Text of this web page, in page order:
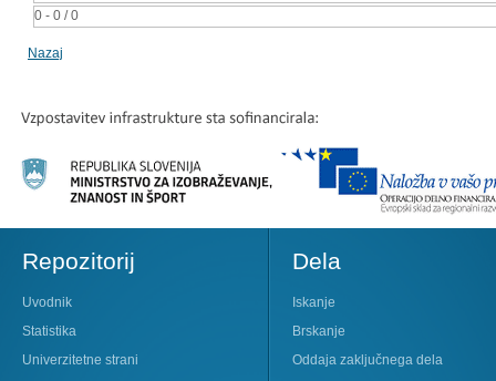
0 - 0 / 0
Nazaj
Repozitorij
Uvodnik
Statistika
Univerzitetne strani
Dela
Iskanje
Brskanje
Oddaja zaključnega dela